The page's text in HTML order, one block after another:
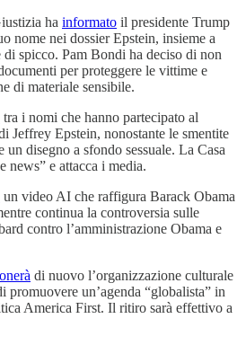
ha informato il presidente Trump
nome nei dossier Epstein, insieme a
spicco. Pam Bondi ha deciso di non
per proteggere le vittime e
di materiale sensibile.
tra i nomi che hanno partecipato al
Jeffrey Epstein, nonostante le smentite
un disegno a sfondo sessuale. La Casa
news” e attacca i media.
un video AI che raffigura Barack Obama
continua la controversia sulle
contro l’amministrazione Obama e
di nuovo l’organizzazione culturale
promuovere un’agenda “globalista” in
America First. Il ritiro sarà effettivo a